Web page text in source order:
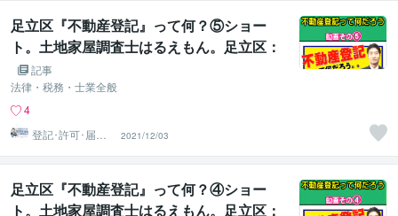
足立区『不動産登記』って何？⑤ショー
ト。土地家屋調査士はるえもん。足立区：
石川土地家屋調査士･行政書士･海事代理士
事務所：足立区西新井栗原つくし保育園隣
り：登記測量・図面作成
記事
法律・税務・士業全般
4
登記･許可･届
出、各種図面作
成
2021/12/03
足立区『不動産登記』って何？④ショー
ト。土地家屋調査士はるえもん。足立区：